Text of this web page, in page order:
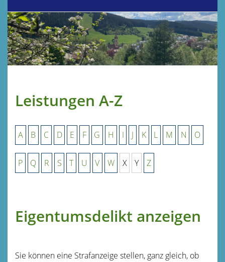
Leistungen A-Z
A B C D E F G H I J K L M N O
P Q R S T U V W X Y Z
Eigentumsdelikt anzeigen
Sie können eine Strafanzeige stellen, ganz gleich, ob